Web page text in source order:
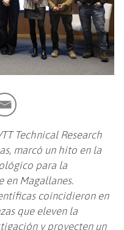
Technical Research
marcó un hito en la
para la
en Magallanes.
coincidieron en
que eleven la
y proyecten un